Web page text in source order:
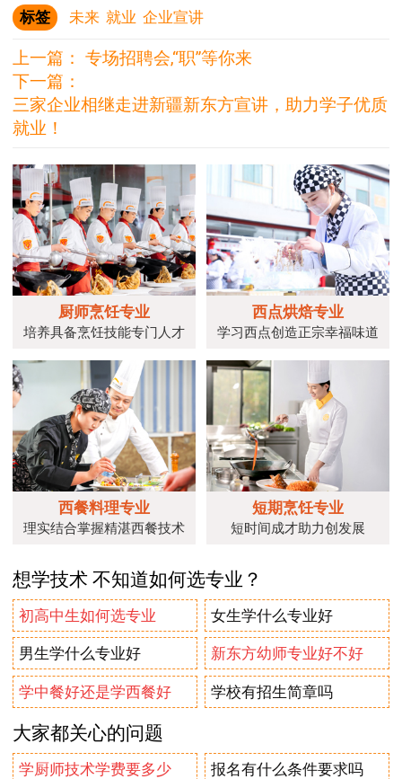
标签 未来 就业 企业宣讲
上一篇： 专场招聘会,“职”等你来
下一篇：
三家企业相继走进新疆新东方宣讲，助力学子优质
就业！
厨师烹饪专业
培养具备烹饪技能专门人才
西点烘焙专业
学习西点创造正宗幸福味道
西餐料理专业
理实结合掌握精湛西餐技术
短期烹饪专业
短时间成才助力创发展
想学技术 不知道如何选专业？
初高中生如何选专业 女生学什么专业好
男生学什么专业好 新东方幼师专业好不好
学中餐好还是学西餐好 学校有招生简章吗
大家都关心的问题
学厨师技术学费要多少 报名有什么条件要求吗